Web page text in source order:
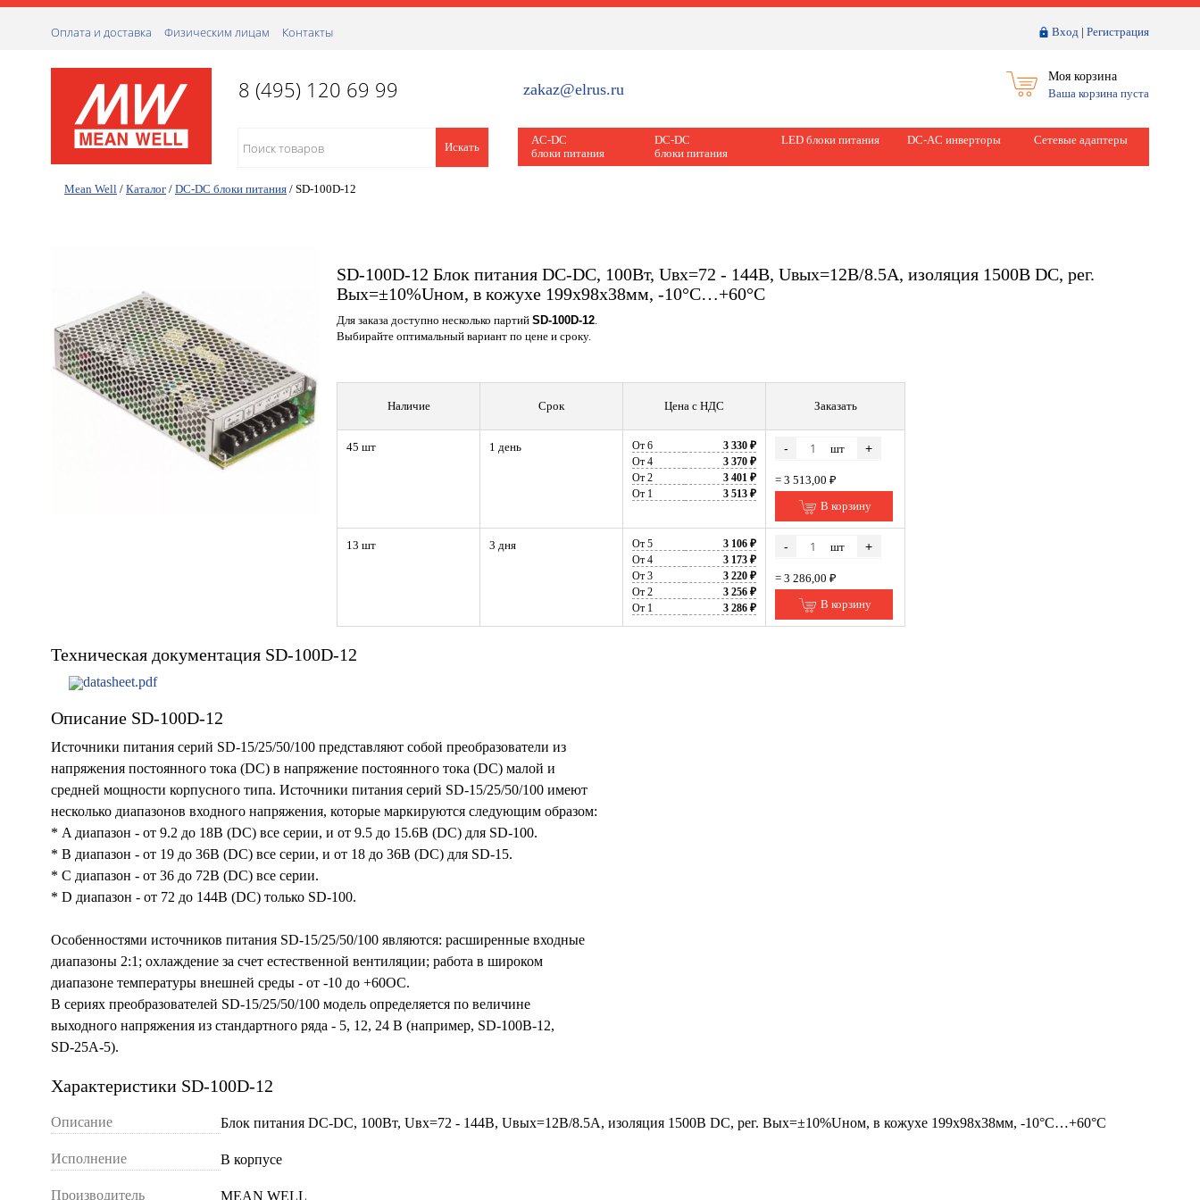
Вход | Регистрация
Оплата и доставка Физическим лицам Контакты
8 (495) 120 69 99 zakaz@elrus.ru
Моя корзина
Ваша корзина пуста
Искать
AC-DC
блоки питания
DC-DC
блоки питания
LED блоки питания DC-AC инверторы Сетевые адаптеры
Mean Well / Каталог / DC-DC блоки питания / SD-100D-12
SD-100D-12 Блок питания DC-DC, 100Вт, Uвх=72 - 144В, Uвых=12В/8.5А, изоляция 1500В DC, рег.
Вых=±10%Uном, в кожухе 199х98х38мм, -10°С…+60°С
Для заказа доступно несколько партий SD-100D-12
Выбирайте оптимальный вариант по цене и сроку.
Наличие Срок Цена с НДС Заказать
45 шт 1 день От 6
3 330 ₽
От 4
3 370 ₽
От 2
3 401 ₽
От 1
3 513 ₽
- шт +
= 3 513,00 ₽
В корзину
13 шт 3 дня От 5
3 106 ₽
От 4
3 173 ₽
От 3
3 220 ₽
От 2
3 256 ₽
От 1
3 286 ₽
- шт +
= 3 286,00 ₽
В корзину
Техническая документация SD-100D-12
datasheet.pdf
Описание SD-100D-12
Источники питания серий SD-15/25/50/100 представляют собой преобразователи из
напряжения постоянного тока (DC) в напряжение постоянного тока (DC) малой и
средней мощности корпусного типа. Источники питания серий SD-15/25/50/100 имеют
несколько диапазонов входного напряжения, которые маркируются следующим образом:
* A диапазон - от 9.2 до 18В (DC) все серии, и от 9.5 до 15.6В (DC) для SD-100.
* B диапазон - от 19 до 36В (DC) все серии, и от 18 до 36В (DC) для SD-15.
* C диапазон - от 36 до 72В (DC) все серии.
* D диапазон - от 72 до 144В (DC) только SD-100.
Особенностями источников питания SD-15/25/50/100 являются: расширенные входные
диапазоны 2:1; охлаждение за счет естественной вентиляции; работа в широком
диапазоне температуры внешней среды - от -10 до +60ОС.
В сериях преобразователей SD-15/25/50/100 модель определяется по величине
выходного напряжения из стандартного ряда - 5, 12, 24 В (например, SD-100B-12,
SD-25A-5).
Характеристики SD-100D-12
Описание Блок питания DC-DC, 100Вт, Uвх=72 - 144В, Uвых=12В/8.5А, изоляция 1500В DC, рег. Вых=±10%Uном, в кожухе 199х98х38мм, -10°С…+60°С
Исполнение В корпусе
Производитель MEAN WELL